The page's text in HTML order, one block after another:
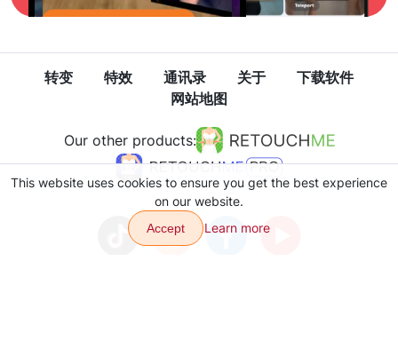
转变 特效 通讯录 关于
下载软件
网站地图
Our other products:
This website uses cookies to ensure you get the best experience
on our website.
Accept Learn more